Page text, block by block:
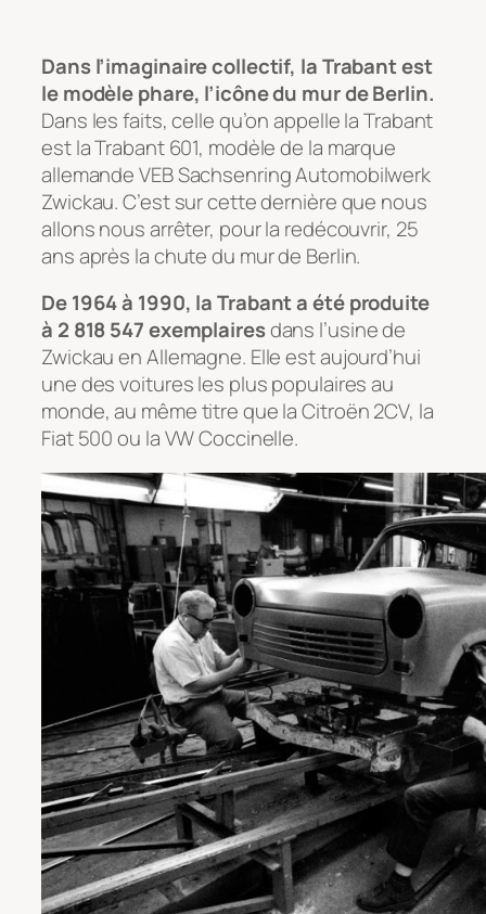
Dans l’imaginaire collectif, la Trabant est
le modèle phare, l’icône du mur de Berlin.
Dans les faits, celle qu’on appelle la Trabant
est la Trabant 601, modèle de la marque
allemande VEB Sachsenring Automobilwerk
Zwickau. C’est sur cette dernière que nous
allons nous arrêter, pour la redécouvrir, 25
ans après la chute du mur de Berlin.
De 1964 à 1990, la Trabant a été produite
à 2 818 547exemplairesdans l’usine de
Zwickau en Allemagne. Elle est aujourd’hui
une des voitures les plus populaires au
monde, au même titre que la Citroën 2CV, la
Fiat 500 ou la VW Coccinelle.